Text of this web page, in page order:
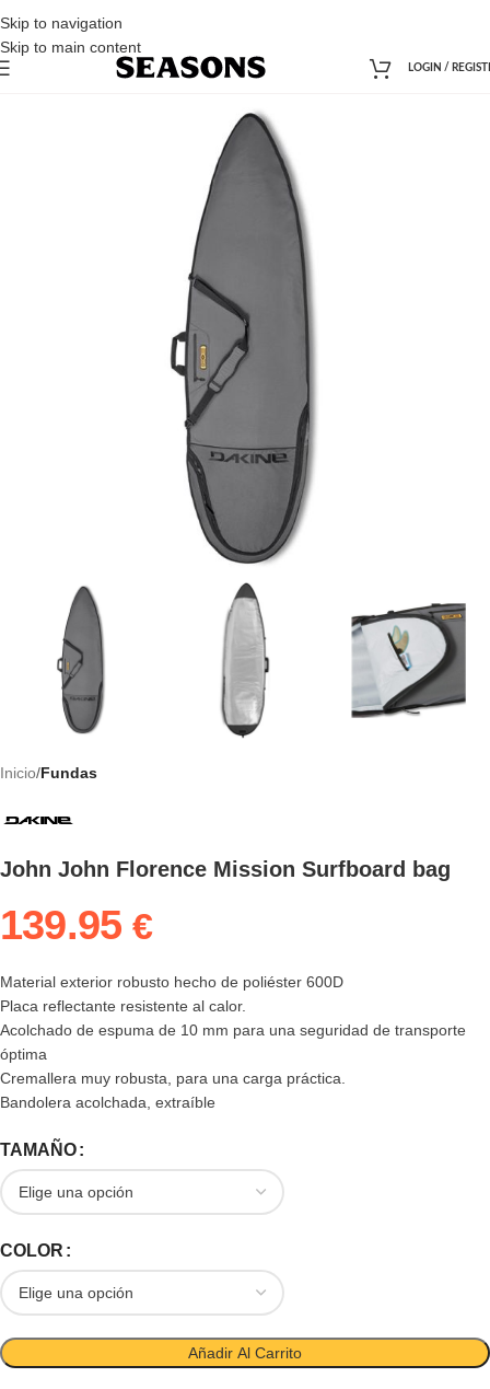
Skip to navigation
Skip to main content
LOGIN /
Inicio Fundas
John John Florence Mission Surfboard bag
139.95€
Material exterior robusto hecho de poliéster 600D
Placa reflectante resistente al calor.
Acolchado de espuma de 10 mm para una seguridad de transporte
óptima
Cremallera muy robusta, para una carga práctica.
Bandolera acolchada, extraíble
TAMAÑO
COLOR
Añadir Al Carrito